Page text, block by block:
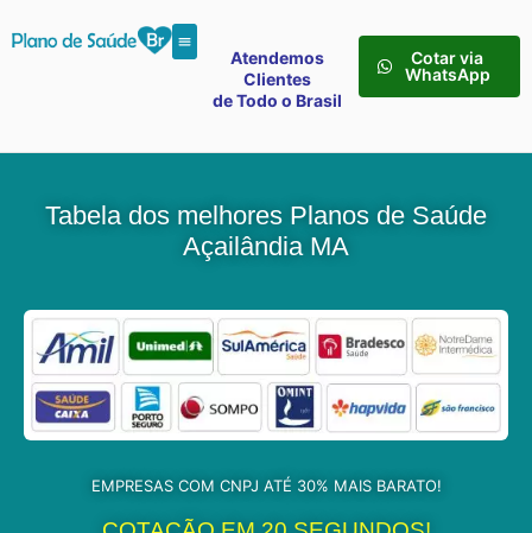
Atendemos
Clientes
de Todo o Brasil
Cotar via
WhatsApp
Tabela dos melhores Planos de Saúde
Açailândia MA
EMPRESAS COM CNPJ ATÉ 30% MAIS BARATO!